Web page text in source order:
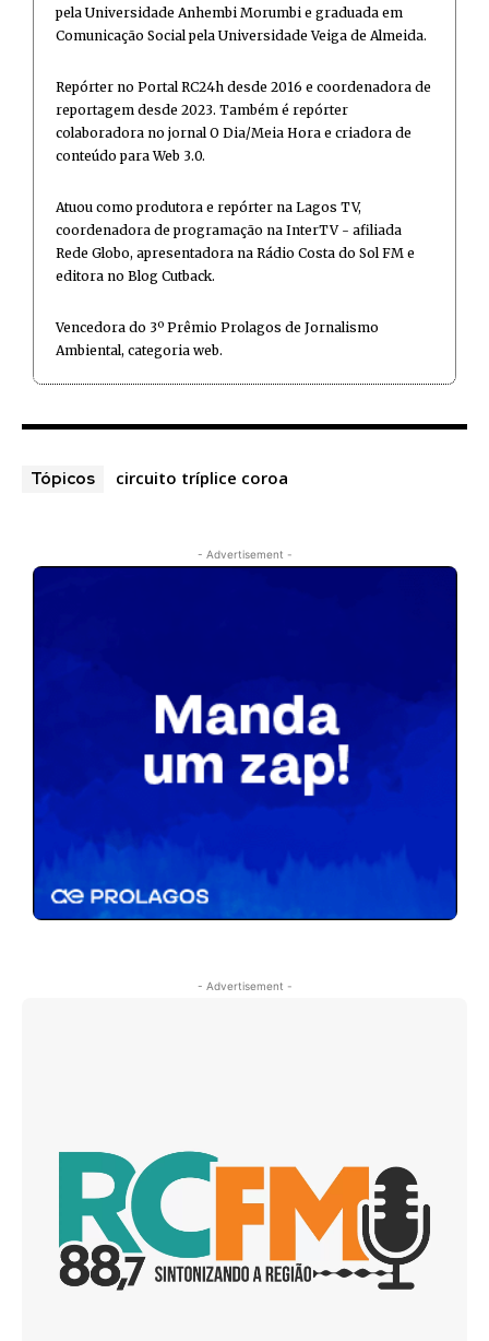
pela Universidade Anhembi Morumbi e graduada em
Comunicação Social pela Universidade Veiga de Almeida.
Repórter no Portal RC24h desde 2016 e coordenadora de
reportagem desde 2023. Também é repórter
colaboradora no jornal O Dia/Meia Hora e criadora de
conteúdo para Web 3.0.
Atuou como produtora e repórter na Lagos TV,
coordenadora de programação na InterTV - afiliada
Rede Globo, apresentadora na Rádio Costa do Sol FM e
editora no Blog Cutback.
Vencedora do 3º Prêmio Prolagos de Jornalismo
Ambiental, categoria web.
Tópicos circuito tríplice coroa
- Advertisement -
- Advertisement -